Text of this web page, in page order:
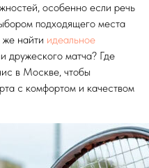
особенно если речь
подходящего места
же найти идеальное
дружеского матча? Где
в Москве, чтобы
с комфортом и качеством